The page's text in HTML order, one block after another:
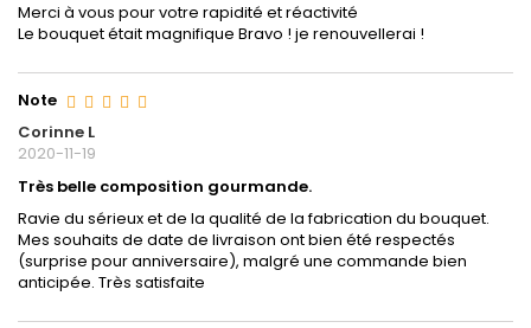
Merci à vous pour votre rapidité et réactivité
Le bouquet était magnifique Bravo ! je renouvellerai !
Note
Corinne L
2020-11-19
Très belle composition gourmande.
Ravie du sérieux et de la qualité de la fabrication du bouquet.
Mes souhaits de date de livraison ont bien été respectés
(surprise pour anniversaire), malgré une commande bien
anticipée. Très satisfaite